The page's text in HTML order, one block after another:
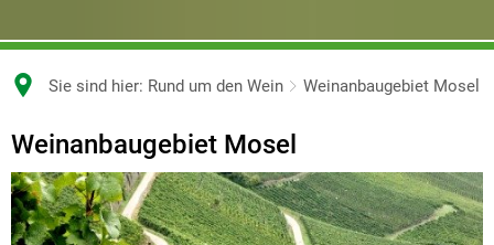
Sie sind hier: Rund um den Wein Weinanbaugebiet Mosel
Weinanbaugebiet Mosel